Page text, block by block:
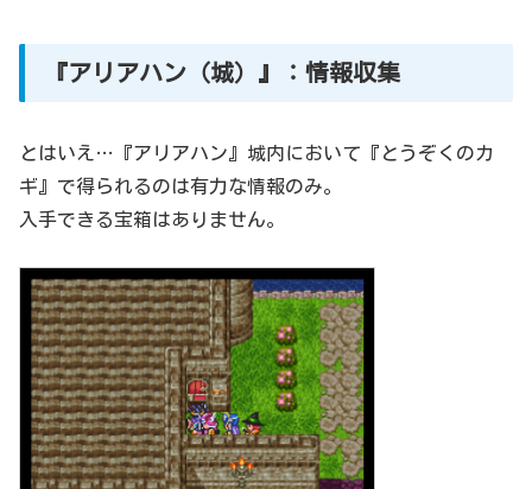
『アリアハン（城）』：情報収集
とはいえ…『アリアハン』城内において『とうぞくのカ
ギ』で得られるのは有力な情報のみ。
入手できる宝箱はありません。